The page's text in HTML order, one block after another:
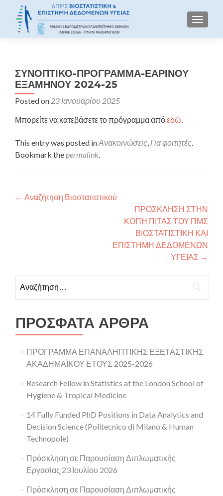
ΣΥΝΟΠΤΙΚΟ-ΠΡΟΓΡΑΜΜΑ-ΕΑΡΙΝΟΥ
ΕΞΑΜΗΝΟΥ 2024-25
Posted on 23 Ιανουαρίου 2025
Μπορείτε να κατεβάσετε το πρόγραμμα απόεδώ.
This entry was posted inΑνακοινώσεις,Για φοιτητές.
Bookmark thepermalink.
Πλοήγηση άρθρων
← Αναζήτηση Βιοστατιστικού
ΠΡΟΣΚΛΗΣΗ ΣΤΗΝ
ΚΟΠΗ ΠΙΤΑΣ ΤΟΥ ΠΜΣ
ΒΙΟΣΤΑΤΙΣΤΙΚΗ ΚΑΙ
ΕΠΙΣΤΗΜΗ ΔΕΔΟΜΕΝΩΝ
ΥΓΕΙΑΣ →
ΠΡΌΣΦΑΤΑ ΆΡΘΡΑ
ΠΡΟΓΡΑΜΜΑ ΕΠΑΝΑΛΗΠΤΙΚΗΣ ΕΞΕΤΑΣΤΙΚΗΣ
ΑΚΑΔΗΜΑΪΚΟΥ ΕΤΟΥΣ 2025-2026
Research Fellow in Statistics at the London School of
Hygiene & Tropical Medicine
14 Fully Funded PhD Positions in Data Analytics and
Decision Science (Politecnico di Milano & Human
Technopole)
Πρόσκληση σε Παρουσίαση Διπλωματικής
Εργασίας 23 Ιουλίου 2026
Πρόσκληση σε Παρουσίαση Διπλωματικής